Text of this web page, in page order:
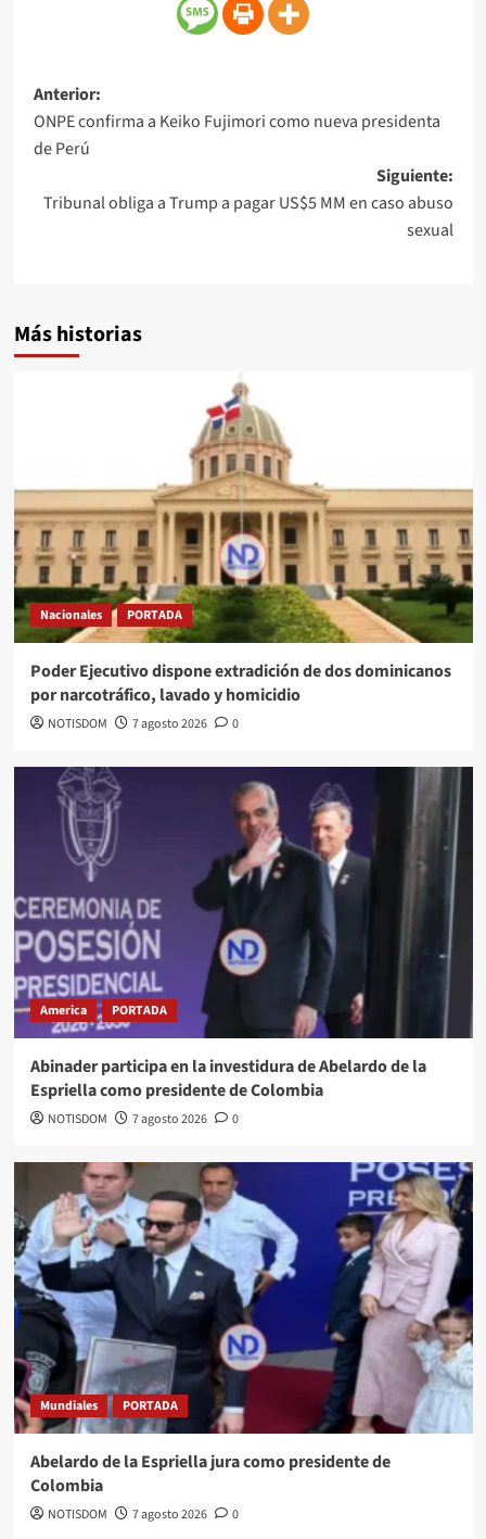
Anterior:
ONPE confirma a Keiko Fujimori como nueva presidenta
de Perú
Siguiente:
Tribunal obliga a Trump a pagar US$5 MM en caso abuso
sexual
Más historias
Nacionales PORTADA
Poder Ejecutivo dispone extradición de dos dominicanos
por narcotráfico, lavado y homicidio
NOTISDOM 7 agosto 2026 0
America PORTADA
Abinader participa en la investidura de Abelardo de la
Espriella como presidente de Colombia
NOTISDOM 7 agosto 2026 0
Mundiales PORTADA
Abelardo de la Espriella jura como presidente de
Colombia
NOTISDOM 7 agosto 2026 0